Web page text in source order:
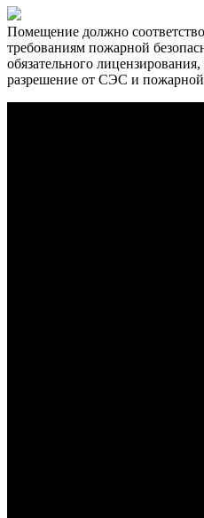
Помещение должно
требованиям пожарной
обязательного
разрешение от СЭС и